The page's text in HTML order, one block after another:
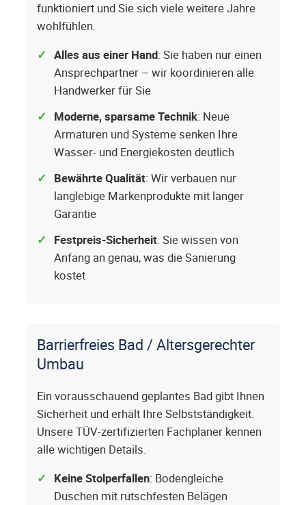
funktioniert und Sie sich viele weitere Jahre
wohlfühlen.
Alles aus einer Hand: Sie haben nur einen
Ansprechpartner – wir koordinieren alle
Handwerker für Sie
Moderne, sparsame Technik: Neue
Armaturen und Systeme senken Ihre
Wasser- und Energiekosten deutlich
Bewährte Qualität: Wir verbauen nur
langlebige Markenprodukte mit langer
Garantie
Festpreis-Sicherheit: Sie wissen von
Anfang an genau, was die Sanierung
kostet
Barrierfreies Bad / Altersgerechter
Umbau
Ein vorausschauend geplantes Bad gibt Ihnen
Sicherheit und erhält Ihre Selbstständigkeit.
Unsere TÜV-zertifizierten Fachplaner kennen
alle wichtigen Details.
Keine Stolperfallen: Bodengleiche
Duschen mit rutschfesten Belägen